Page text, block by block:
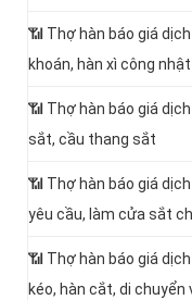
📶 Thợ hàn báo giá
khoán, hàn xì công nhật
📶 Thợ hàn báo giá
sắt, cầu thang sắt
📶 Thợ hàn báo giá
yêu cầu, làm cửa sắt
📶 Thợ hàn báo giá
kéo, hàn cắt, di